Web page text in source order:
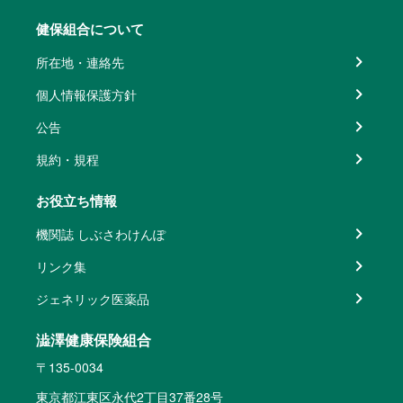
健保組合について
所在地・連絡先
個人情報保護方針
公告
規約・規程
お役立ち情報
機関誌 しぶさわけんぽ
リンク集
ジェネリック医薬品
澁澤健康保険組合
〒135-0034
東京都江東区永代2丁目37番28号